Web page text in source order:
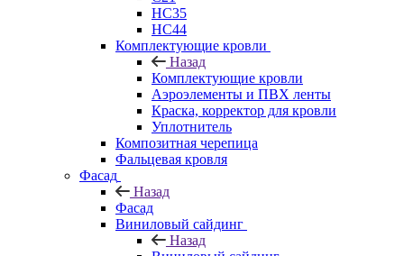
НС35
НС44
Комплектующие кровли
Назад
Комплектующие кровли
Аэроэлементы и ПВХ ленты
Краска, корректор для кровли
Уплотнитель
Композитная черепица
Фальцевая кровля
Фасад
Назад
Фасад
Виниловый сайдинг
Назад